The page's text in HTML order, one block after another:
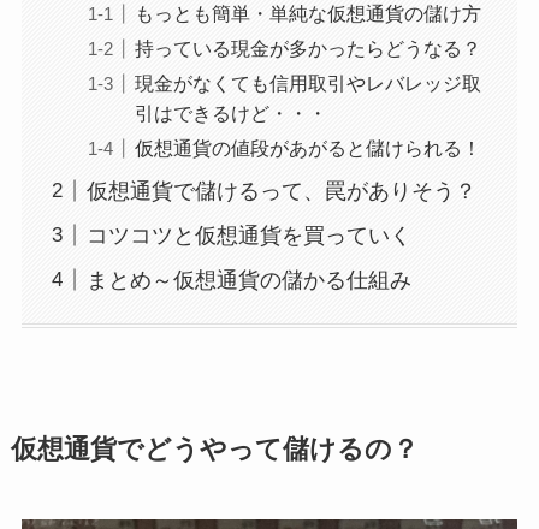
もっとも簡単・単純な仮想通貨の儲け方
持っている現金が多かったらどうなる？
現金がなくても信用取引やレバレッジ取
引はできるけど・・・
仮想通貨の値段があがると儲けられる！
仮想通貨で儲けるって、罠がありそう？
コツコツと仮想通貨を買っていく
まとめ～仮想通貨の儲かる仕組み
仮想通貨でどうやって儲けるの？